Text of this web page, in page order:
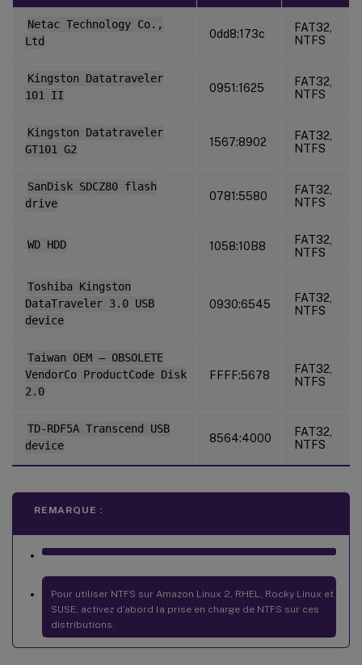
Netac Technology Co.,
Ltd
0dd8:173c
FAT32,
NTFS
Kingston Datatraveler
101 II
0951:1625
FAT32,
NTFS
Kingston Datatraveler
GT101 G2
1567:8902
FAT32,
NTFS
SanDisk SDCZ80 flash
drive
0781:5580
FAT32,
NTFS
WD HDD 1058:10B8
FAT32,
NTFS
Toshiba Kingston
DataTraveler 3.0 USB
device
0930:6545
FAT32,
NTFS
Taiwan OEM – OBSOLETE
VendorCo ProductCode Disk
2.0
FFFF:5678
FAT32,
NTFS
TD-RDF5A Transcend USB
device
8564:4000
FAT32,
NTFS
REMARQUE :
Pour utiliser NTFS sur Amazon Linux 2, RHEL, Rocky Linux et
SUSE, activez d’abord la prise en charge de NTFS sur ces
distributions.